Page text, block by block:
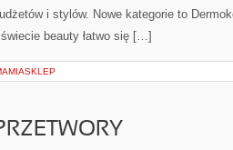
i stylów. Nowe kategorie to
beauty łatwo się […]